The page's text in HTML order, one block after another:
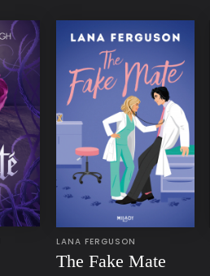
LANA FERGUSON
The Fake Mate